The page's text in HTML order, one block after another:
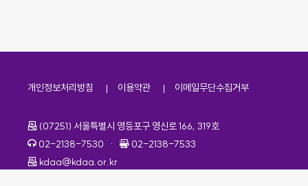
개인정보처리방침 이용약관 이메일무단수집거부
주소
(07251) 서울특별시 영등포구 영신로 166, 319호
전화번호
02-2138-7530 · 팩스번호
02-2138-7533
이메일
kdaa@kdaa.or.kr